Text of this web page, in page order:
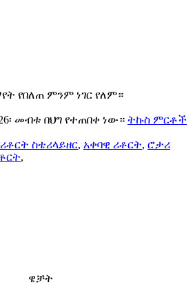
የበለጠ ምንም ነገር የለም።
መብቱ በህግ የተጠበቀ ነው። ትኩስ ምርቶች
ስቴሪላይዘር, አቀባዊ ሪቶርት, ሮታሪ
,
ዌቻት